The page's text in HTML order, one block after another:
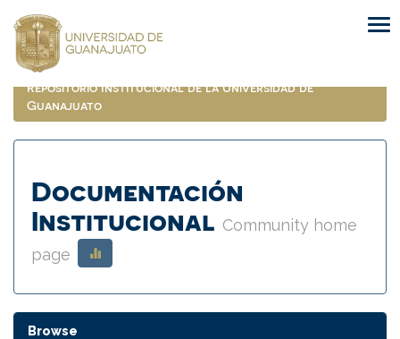
navigation
Repositorio Institucional de la Universidad de
Guanajuato
Documentación
Institucional Community home
page
Browse